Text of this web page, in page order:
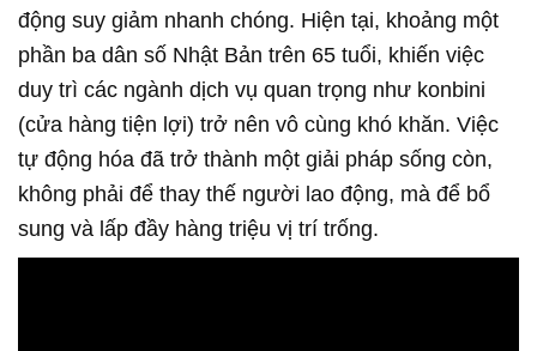
động suy giảm nhanh chóng. Hiện tại, khoảng một
phần ba dân số Nhật Bản trên 65 tuổi, khiến việc
duy trì các ngành dịch vụ quan trọng như konbini
(cửa hàng tiện lợi) trở nên vô cùng khó khăn. Việc
tự động hóa đã trở thành một giải pháp sống còn,
không phải để thay thế người lao động, mà để bổ
sung và lấp đầy hàng triệu vị trí trống.